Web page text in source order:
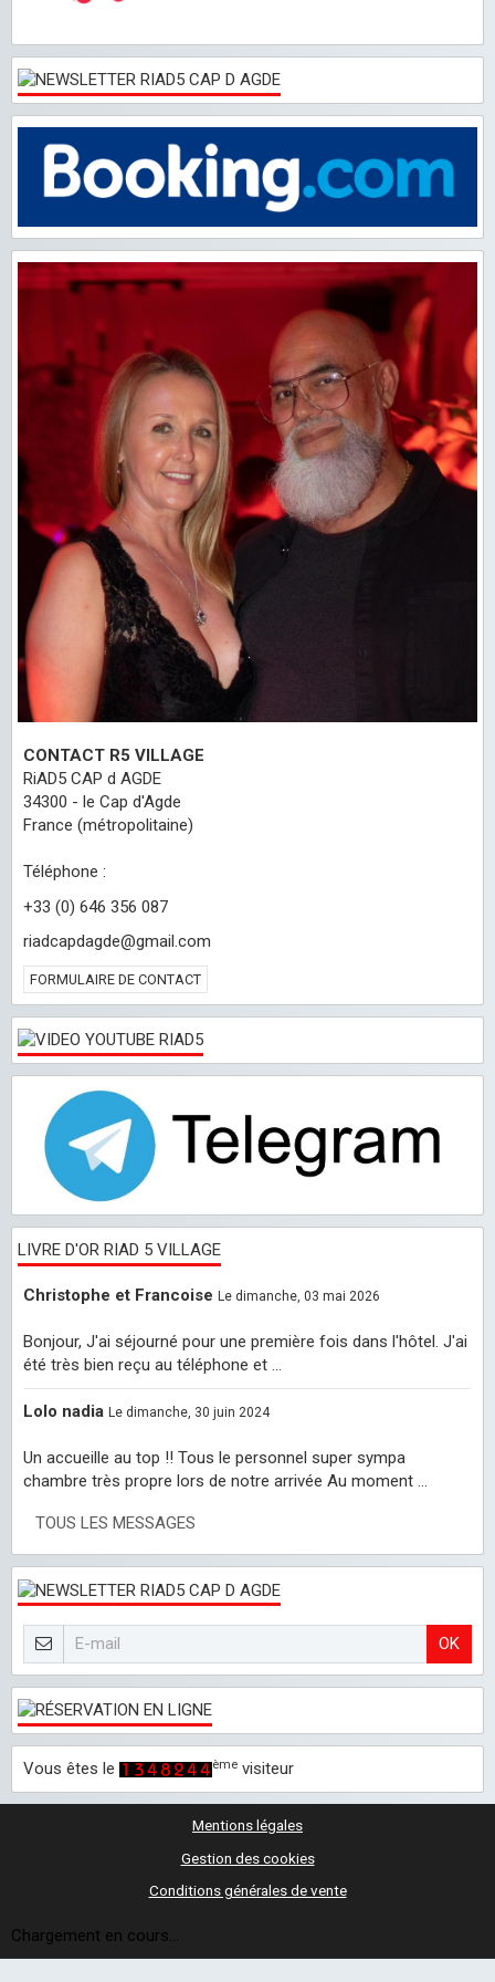
CONTACT R5 VILLAGE
RiAD5 CAP d AGDE
34300 - le Cap d'Agde
France (métropolitaine)
Téléphone :
+33 (0) 646 356 087
riadcapdagde@gmail.com
FORMULAIRE DE CONTACT
LIVRE D'OR RIAD 5 VILLAGE
Christophe et Francoise Le dimanche, 03 mai 2026
Bonjour, J'ai séjourné pour une première fois dans l'hôtel. J'ai
été très bien reçu au téléphone et ...
Lolo nadia Le dimanche, 30 juin 2024
Un accueille au top !! Tous le personnel super sympa
chambre très propre lors de notre arrivée Au moment ...
TOUS LES MESSAGES
OK
Vous êtes le ème visiteur
Mentions légales
Gestion des cookies
Conditions générales de vente
Chargement en cours...